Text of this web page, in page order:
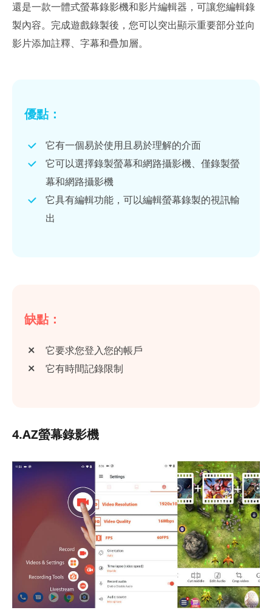
還是一款一體式螢幕錄影機和影片編輯器，可讓您編輯錄
製內容。完成遊戲錄製後，您可以突出顯示重要部分並向
影片添加註釋、字幕和疊加層。
優點：
它有一個易於使用且易於理解的介面
它可以選擇錄製螢幕和網路攝影機、僅錄製螢
幕和網路攝影機
它具有編輯功能，可以編輯螢幕錄製的視訊輸
出
缺點：
它要求您登入您的帳戶
它有時間記錄限制
4.AZ螢幕錄影機